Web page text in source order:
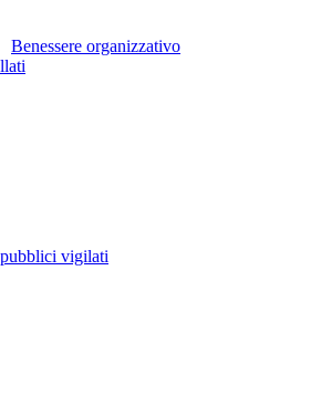
Benessere organizzativo
vigilati